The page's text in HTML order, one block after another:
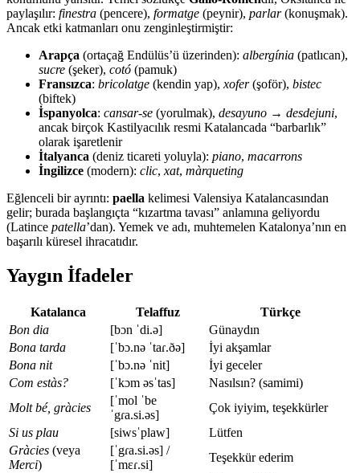
paylaşılır: finestra (pencere), formatge (peynir), parlar(konuşmak).
Ancak etki katmanları onu zenginleştirmiştir:
Arapça (ortaçağ Endülüs’ü üzerinden): albergínia (patlıcan),
sucre (şeker), cotó (pamuk)
Fransızca: bricolatge (kendin yap), xofer(şoför), bistec
(biftek)
İspanyolca: cansar-se (yorulmak), desayuno → desdejuni,
ancak birçok Kastilyacılık resmi Katalancada “barbarlık”
olarak işaretlenir
İtalyanca (deniz ticareti yoluyla): piano, macarrons
İngilizce (modern): clic, xat, màrqueting
Eğlenceli bir ayrıntı: paella kelimesi Valensiya Katalancasından
gelir; burada başlangıçta “kızartma tavası” anlamına geliyordu
(Latince patella’dan). Yemek ve adı, muhtemelen Katalonya’nın en
başarılı küresel ihracatıdır.
Yaygın İfadeler
Katalanca Telaffuz
Türkçe
Bon dia
[bɔn ˈdi.ə]
Günaydın
Bona tarda
[ˈbɔ.nə ˈtaɾ.ðə]
İyi akşamlar
Bona nit
[ˈbɔ.nə ˈnit]
İyi geceler
Com estàs?
[ˈkɔm əsˈtas]
Nasılsın? (samimi)
Molt bé, gràcies
[ˈmol ˈbe
ˈgɾa.si.əs]
Çok iyiyim, teşekkürler
Si us plau
[siwsˈplaw]
Lütfen
Gràcies (veya
Merci)
[ˈgɾa.si.əs] /
[ˈmɛɾ.si]
Teşekkür ederim